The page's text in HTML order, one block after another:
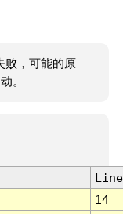
败，可能的原
。
Line
14